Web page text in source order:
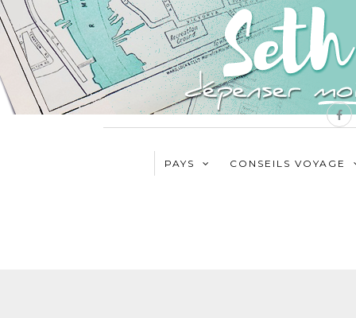
PAYS CONSEILS VOYAGE